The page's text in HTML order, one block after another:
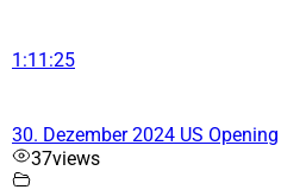
1:11:25
30. Dezember 2024 US Opening
37views